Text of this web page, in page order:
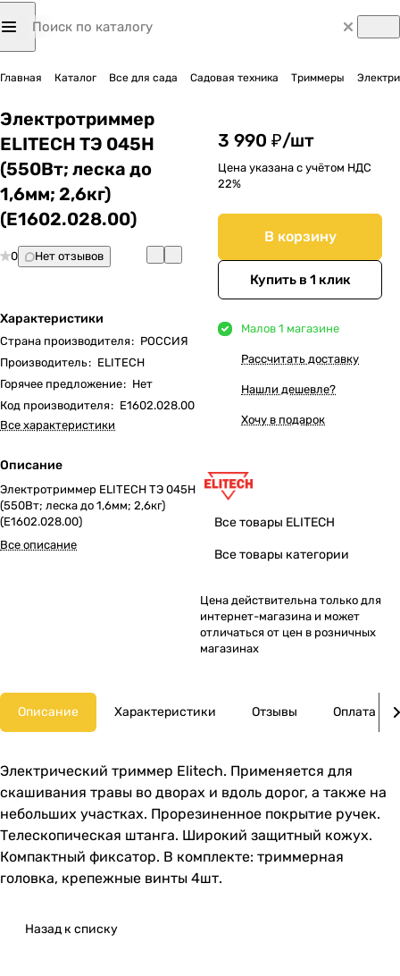
Главная Каталог Все для сада Садовая техника Триммеры
Электротриммер
ELITECH ТЭ 045Н
(550Вт; леска до
1,6мм; 2,6кг)
(E1602.028.00)
0 Нет отзывов
Характеристики
Страна производителя: РОССИЯ
Производитель: ELITECH
Горячее предложение: Нет
Код производителя: E1602.028.00
Все характеристики
Описание
Электротриммер ELITECH ТЭ 045Н
(550Вт; леска до 1,6мм; 2,6кг)
(E1602.028.00)
Все описание
3 990 ₽/шт
Цена указана с учётом НДС
22%
В корзину
Купить в 1 клик
Малов 1 магазине
Рассчитать доставку
Нашли дешевле?
Хочу в подарок
Все товары ELITECH
Все товары категории
Цена действительна только для
интернет-магазина и может
отличаться от цен в розничных
магазинах
Описание Характеристики Отзывы Оплата
Электрический триммер Elitech. Применяется для
скашивания травы во дворах и вдоль дорог, а также на
небольших участках. Прорезиненное покрытие ручек.
Телескопическая штанга. Широкий защитный кожух.
Компактный фиксатор. В комплекте: триммерная
головка, крепежные винты 4шт.
Назад к списку